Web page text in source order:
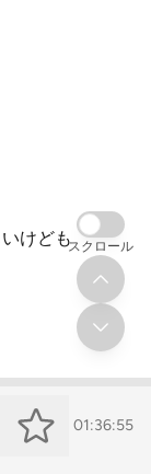
けども
01:36:55
スクロール